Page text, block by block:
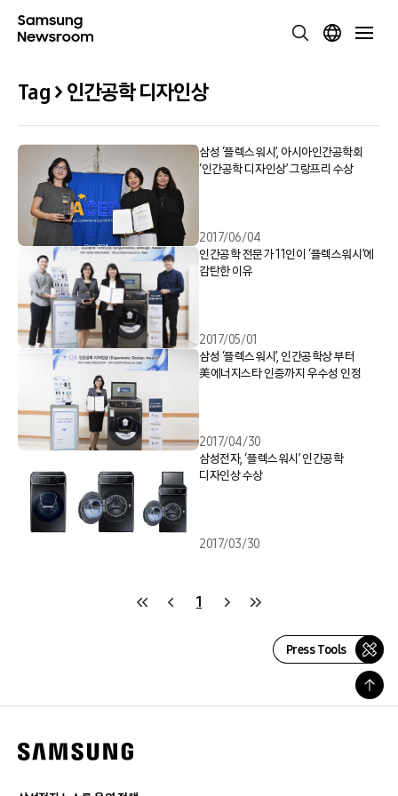
Tag > 인간공학 디자인상
삼성 ‘플렉스워시’, 아시아인간공학회
‘인간공학 디자인상’ 그랑프리 수상
2017/06/04
인간공학 전문가 11인이 ‘플렉스워시’에
감탄한 이유
2017/05/01
삼성 ‘플렉스워시’, 인간공학상 부터
美에너지스타 인증까지 우수성 인정
2017/04/30
삼성전자, ‘플렉스워시’ 인간공학
디자인상 수상
2017/03/30
1
Press Tools